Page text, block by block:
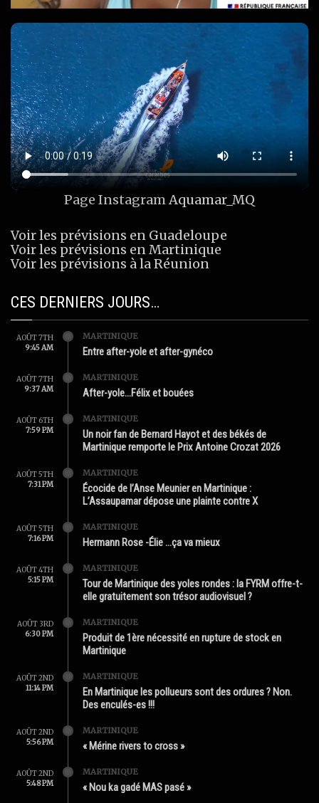
Page InstagramAquamar_MQ
Voir les prévisions en Guadeloupe
Voir les prévisions en Martinique
Voir les prévisions à la Réunion
CES DERNIERS JOURS…
AOÛT 7TH
9:45 AM
MARTINIQUE
Entre after-yole et after-gynéco
AOÛT 7TH
9:37 AM
MARTINIQUE
After-yole…Félix et bouées
AOÛT 6TH
7:59 PM
MARTINIQUE
Un noir fan de Bernard Hayot et des békés de
Martinique remporte le Prix Antoine Crozat 2026
AOÛT 5TH
7:31 PM
MARTINIQUE
Écocide de l’Anse Meunier en Martinique :
L’Assaupamar dépose une plainte contre X
AOÛT 5TH
7:16 PM
MARTINIQUE
Hermann Rose -Élie …ça va mieux
AOÛT 4TH
5:15 PM
MARTINIQUE
Tour de Martinique des yoles rondes : la FYRM offre-t-
elle gratuitement son trésor audiovisuel ?
AOÛT 3RD
6:30 PM
MARTINIQUE
Produit de 1ère nécessité en rupture de stock en
Martinique
AOÛT 2ND
11:14 PM
MARTINIQUE
En Martinique les pollueurs sont des ordures ? Non.
Des enculés-es !!!
AOÛT 2ND
5:56 PM
MARTINIQUE
« Mérine rivers to cross »
AOÛT 2ND
5:48 PM
MARTINIQUE
« Nou ka gadé MAS pasé »